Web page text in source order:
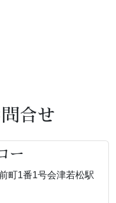
合せ
ー
町1番1号会津若松駅